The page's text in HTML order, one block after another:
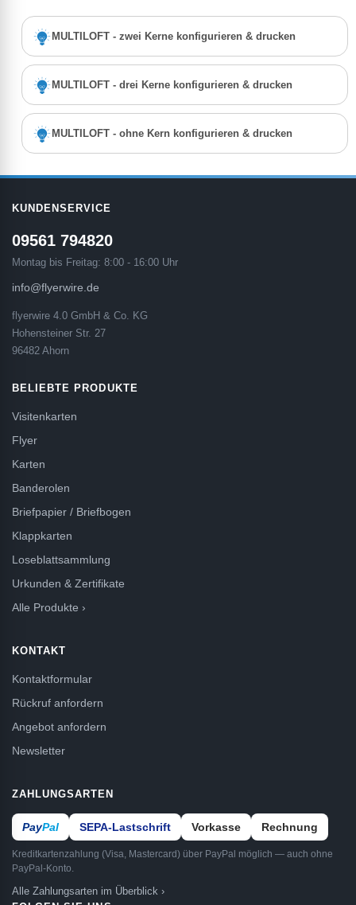
MULTILOFT - zwei Kerne konfigurieren & drucken
MULTILOFT - drei Kerne konfigurieren & drucken
MULTILOFT - ohne Kern konfigurieren & drucken
KUNDENSERVICE
09561 794820
Montag bis Freitag: 8:00 - 16:00 Uhr
info@flyerwire.de
flyerwire 4.0 GmbH & Co. KG
Hohensteiner Str. 27
96482 Ahorn
BELIEBTE PRODUKTE
Visitenkarten
Flyer
Karten
Banderolen
Briefpapier / Briefbogen
Klappkarten
Loseblattsammlung
Urkunden & Zertifikate
Alle Produkte ›
KONTAKT
Kontaktformular
Rückruf anfordern
Angebot anfordern
Newsletter
ZAHLUNGSARTEN
PayPal SEPA-Lastschrift Vorkasse Rechnung
Kreditkartenzahlung (Visa, Mastercard) über PayPal möglich — auch ohne
PayPal-Konto.
Alle Zahlungsarten im Überblick ›